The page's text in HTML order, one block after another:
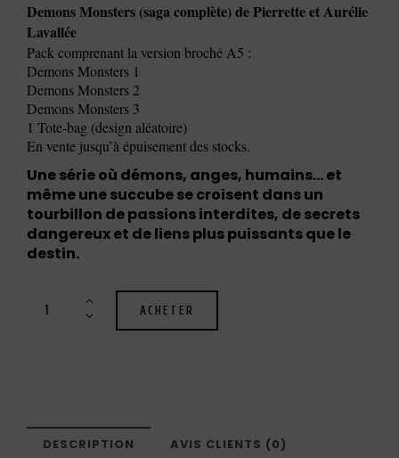
Demons Monsters (saga complète) de Pierrette et Aurélie
Lavallée
Pack comprenant la version broché A5 :
Demons Monsters 1
Demons Monsters 2
Demons Monsters 3
1 Tote-bag (design aléatoire)
En vente jusqu’à épuisement des stocks.
Une série où démons, anges, humains… et
même une succube se croisent dans un
tourbillon de passions interdites, de secrets
dangereux et de liens plus puissants que le
destin.
ACHETER
DESCRIPTION AVIS CLIENTS (0)